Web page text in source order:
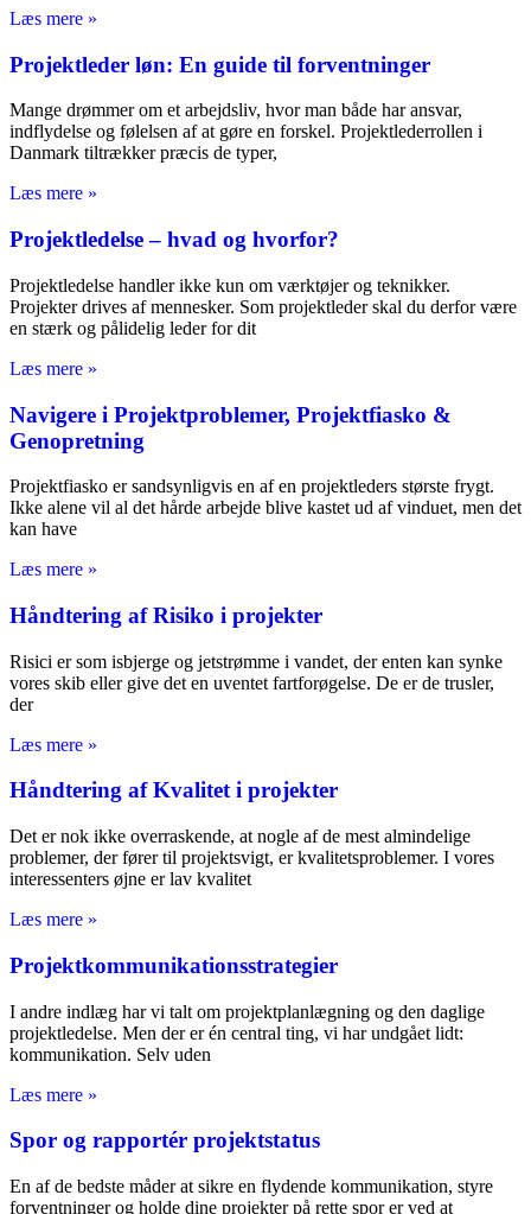
Læs mere »
Projektleder løn: En guide til forventninger
Mange drømmer om et arbejdsliv, hvor man både har ansvar,
indflydelse og følelsen af at gøre en forskel. Projektlederrollen i
Danmark tiltrækker præcis de typer,
Læs mere »
Projektledelse – hvad og hvorfor?
Projektledelse handler ikke kun om værktøjer og teknikker.
Projekter drives af mennesker. Som projektleder skal du derfor være
en stærk og pålidelig leder for dit
Læs mere »
Navigere i Projektproblemer, Projektfiasko &
Genopretning
Projektfiasko er sandsynligvis en af en projektleders største frygt.
Ikke alene vil al det hårde arbejde blive kastet ud af vinduet, men det
kan have
Læs mere »
Håndtering af Risiko i projekter
Risici er som isbjerge og jetstrømme i vandet, der enten kan synke
vores skib eller give det en uventet fartforøgelse. De er de trusler,
der
Læs mere »
Håndtering af Kvalitet i projekter
Det er nok ikke overraskende, at nogle af de mest almindelige
problemer, der fører til projektsvigt, er kvalitetsproblemer. I vores
interessenters øjne er lav kvalitet
Læs mere »
Projektkommunikationsstrategier
I andre indlæg har vi talt om projektplanlægning og den daglige
projektledelse. Men der er én central ting, vi har undgået lidt:
kommunikation. Selv uden
Læs mere »
Spor og rapportér projektstatus
En af de bedste måder at sikre en flydende kommunikation, styre
forventninger og holde dine projekter på rette spor er ved at